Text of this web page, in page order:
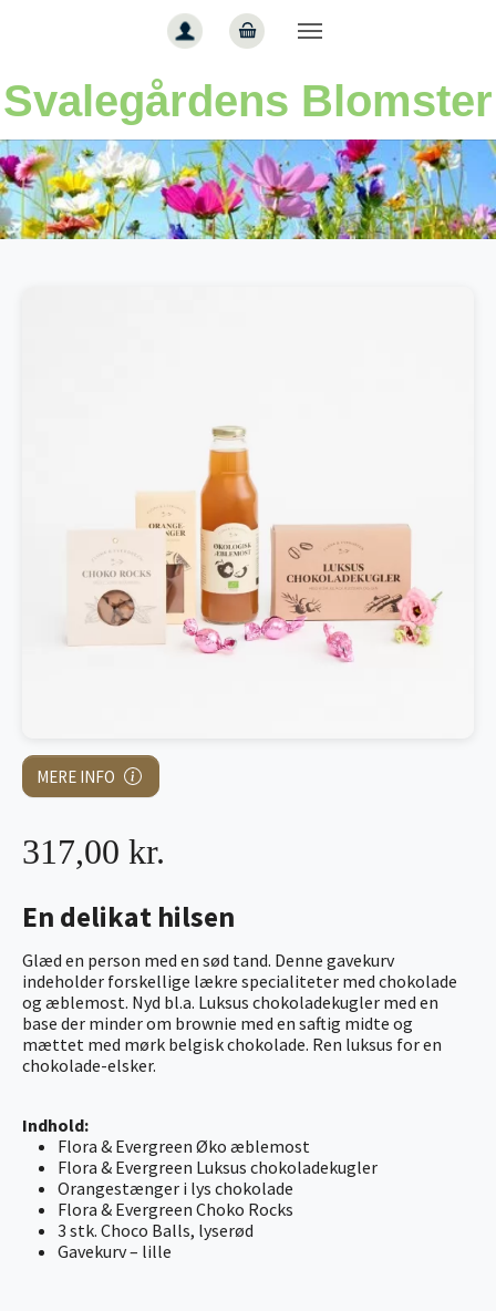
Svalegårdens Blomster
MERE INFO
En delikat hilsen
Glæd en person med en sød tand. Denne gavekurv
indeholder forskellige lækre specialiteter med chokolade
og æblemost. Nyd bl.a. Luksus chokoladekugler med en
base der minder om brownie med en saftig midte og
mættet med mørk belgisk chokolade. Ren luksus for en
chokolade-elsker.
Indhold:
Flora & Evergreen Øko æblemost
Flora & Evergreen Luksus chokoladekugler
Orangestænger i lys chokolade
Flora & Evergreen Choko Rocks
3 stk. Choco Balls, lyserød
Gavekurv – lille
317,00 kr.